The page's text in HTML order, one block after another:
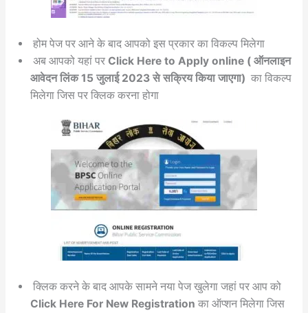
होम पेज पर आने के बाद आपको इस प्रकार का विकल्प मिलेगा
अब आपको यहां पर Click Here to Apply online ( ऑनलाइन
आवेदन लिंक 15 जुलाई 2023 से सक्रिय किया जाएगा) का विकल्प
मिलेगा जिस पर क्लिक करना होगा
क्लिक करने के बाद आपके सामने नया पेज खुलेगा जहां पर आप को
Click Here For New Registration का ऑप्शन मिलेगा जिस